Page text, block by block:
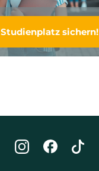
Studienplatz sichern!